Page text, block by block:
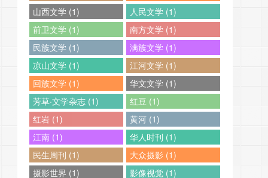
山西文学 (1)
人民文学 (1)
前卫文学 (1)
南方文学 (1)
民族文学 (1)
满族文学 (1)
凉山文学 (1)
江河文学 (1)
回族文学 (1)
华文文学 (1)
芳草·文学杂志 (1)
红豆 (1)
红岩 (1)
黄河 (1)
江南 (1)
华人时刊 (1)
民生周刊 (1)
大众摄影 (1)
摄影世界 (1)
影像视觉 (1)